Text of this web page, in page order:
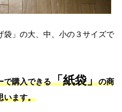
」の大、中、小の３サイズで
で購入できる「紙袋」の商
います。